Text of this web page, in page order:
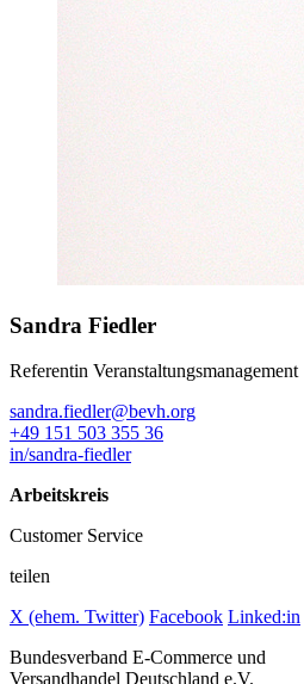
Sandra Fiedler
Referentin Veranstaltungsmanagement
sandra.fiedler@bevh.org
+49 151 503 355 36
in/sandra-fiedler
Arbeitskreis
Customer Service
teilen
X (ehem. Twitter) Facebook Linked:in
Bundesverband E-Commerce und
Versandhandel Deutschland e.V.